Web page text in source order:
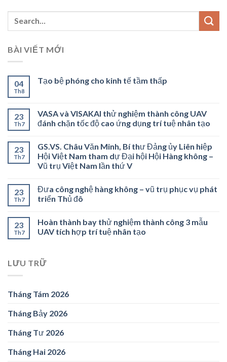
BÀI VIẾT MỚI
04
Th8
Tạo bệ phóng cho kinh tế tầm thấp
23
Th7
VASA và VISAKAI thử nghiệm thành công UAV
đánh chặn tốc độ cao ứng dụng trí tuệ nhân tạo
23
Th7
GS.VS. Châu Văn Minh, Bí thư Đảng ủy Liên hiệp
Hội Việt Nam tham dự Đại hội Hội Hàng không –
Vũ trụ Việt Nam lần thứ V
23
Th7
Đưa công nghệ hàng không – vũ trụ phục vụ phát
triển Thủ đô
23
Th7
Hoàn thành bay thử nghiệm thành công 3 mẫu
UAV tích hợp trí tuệ nhân tạo
LƯU TRỮ
Tháng Tám 2026
Tháng Bảy 2026
Tháng Tư 2026
Tháng Hai 2026